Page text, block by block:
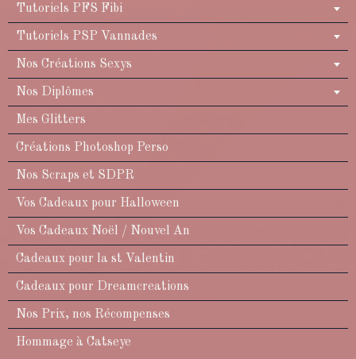
Tutoriels PFS Fibi
Tutoriels PSP Vannades
Nos Créations Sexys
Nos Diplômes
Mes Glitters
Créations Photoshop Perso
Nos Scraps et SDPR
Vos Cadeaux pour Halloween
Vos Cadeaux Noël / Nouvel An
Cadeaux pour la st Valentin
Cadeaux pour Dreamcreations
Nos Prix, nos Récompenses
Hommage à Catseye